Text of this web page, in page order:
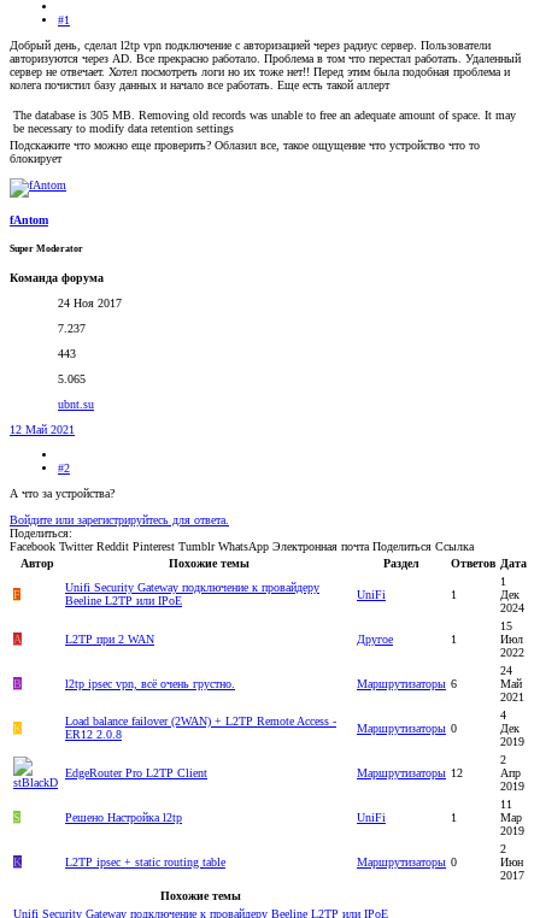
#1
Добрый день, сделал l2tp vpn подключение с авторизацией через радиус сервер. Пользователи
авторизуются через AD. Все прекрасно работало. Проблема в том что перестал работать. Удаленный
сервер не отвечает. Хотел посмотреть логи но их тоже нет!! Перед этим была подобная проблема и
колега почистил базу данных и начало все работать. Еще есть такой аллерт
The database is 305 MB. Removing old records was unable to free an adequate amount of space. It may
be necessary to modify data retention settings
Подскажите что можно еще проверить? Облазил все, такое ощущение что устройство что то
блокирует
fAntom
Super Moderator
Команда форума
24 Ноя 2017
7.237
443
5.065
ubnt.su
12 Май 2021
#2
А что за устройства?
Войдите или зарегистрируйтесь для ответа.
Поделиться:
Facebook Twitter Reddit Pinterest Tumblr WhatsApp Электронная почта Поделиться Ссылка
Автор
Похожие темы Раздел Ответов Дата
F
Unifi Security Gateway подключение к провайдеру
Beeline L2TP или IPoE
UniFi 1
1
Дек
2024
А L2TP при 2 WAN Другое 1
15
Июл
2022
B l2tp ipsec vpn, всё очень грустно. Маршрутизаторы 6
24
Май
2021
K
Load balance failover (2WAN) + L2TP Remote Access -
ER12 2.0.8
Маршрутизаторы 0
4
Дек
2019
EdgeRouter Pro L2TP Client Маршрутизаторы 12
2
Апр
2019
S Решено Настройка l2tp UniFi 1
11
Мар
2019
K L2TP ipsec + static routing table Маршрутизаторы 0
2
Июн
2017
Похожие темы
Unifi Security Gateway подключение к провайдеру Beeline L2TP или IPoE